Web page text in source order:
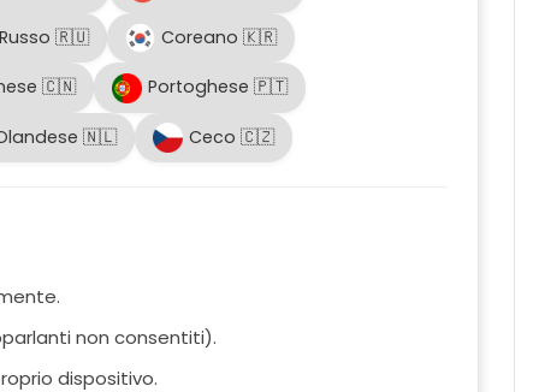
🇷🇺 Coreano 🇰🇷
🇨🇳 Portoghese 🇵🇹
🇳🇱 Ceco 🇨🇿
non consentiti).
dispositivo.